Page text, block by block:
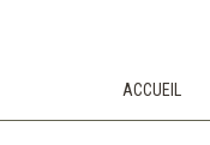
ACCUEIL